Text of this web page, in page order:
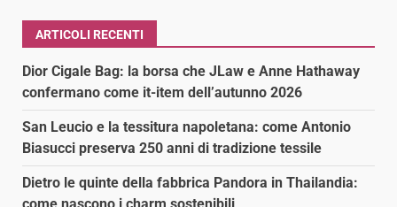
ARTICOLI RECENTI
Dior Cigale Bag: la borsa che JLaw e Anne Hathaway
confermano come it-item dell’autunno 2026
San Leucio e la tessitura napoletana: come Antonio
Biasucci preserva 250 anni di tradizione tessile
Dietro le quinte della fabbrica Pandora in Thailandia:
come nascono i charm sostenibili